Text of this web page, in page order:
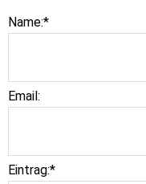
Name:*
Email:
Eintrag:*